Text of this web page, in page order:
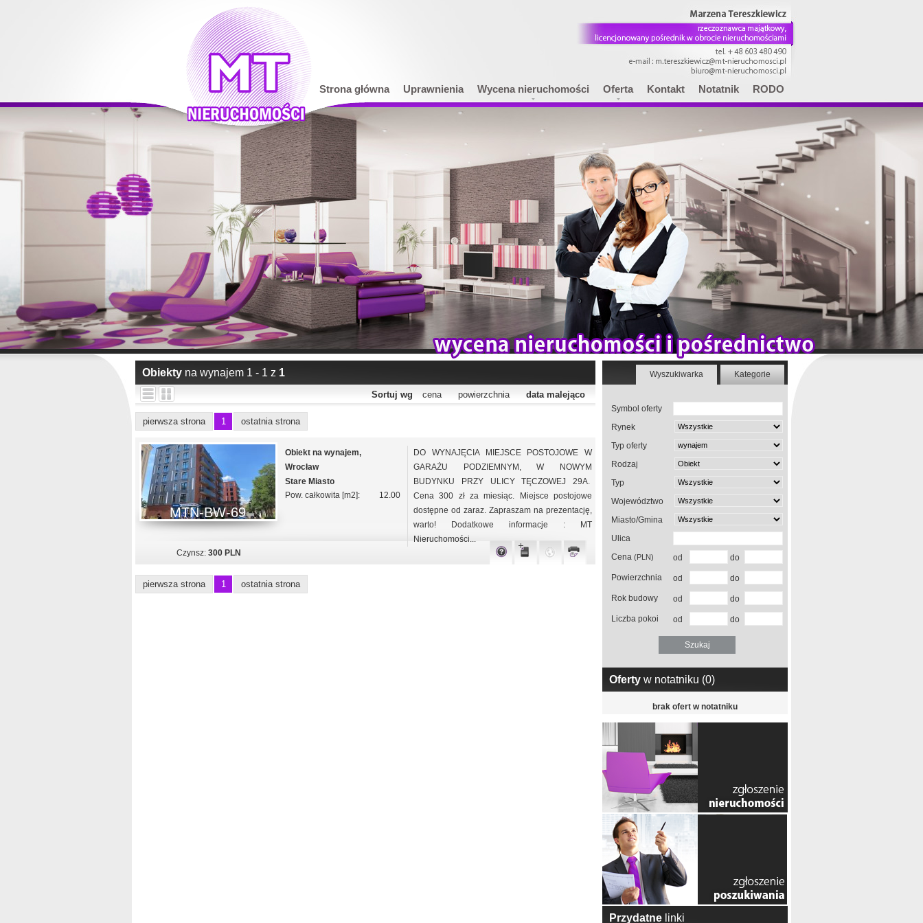
Strona główna Uprawnienia Wycena nieruchomości Oferta Kontakt Notatnik RODO
Wyszukiwarka Kategorie
Symbol oferty
Rynek
Typ oferty
Rodzaj
Typ
Województwo
Miasto/Gmina
Ulica
Cena (PLN) od do
Powierzchnia od do
Rok budowy od do
Liczba pokoi od do
Oferty w notatniku (0)
brak ofert w notatniku
Przydatne linki
Obiekty na wynajem 1 - 1 z 1
Sortuj wg cena powierzchnia data malejąco
pierwsza strona 1 ostatnia strona
MTN-BW-69
Obiekt na wynajem,
Wrocław
Stare Miasto
Pow. całkowita [m2]:
12.00
DO WYNAJĘCIA MIEJSCE POSTOJOWE W
GARAŻU PODZIEMNYM, W NOWYM
BUDYNKU PRZY ULICY TĘCZOWEJ 29A.
Cena 300 zł za miesiąc. Miejsce postojowe
dostępne od zaraz. Zapraszam na prezentację,
warto! Dodatkowe informacje : MT
Nieruchomości...
Czynsz: 300 PLN
pierwsza strona 1 ostatnia strona